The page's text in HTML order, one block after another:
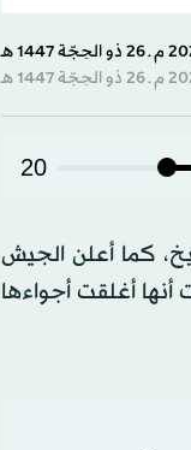
20
كما أعلن الجيش
أغلقت أجواءها